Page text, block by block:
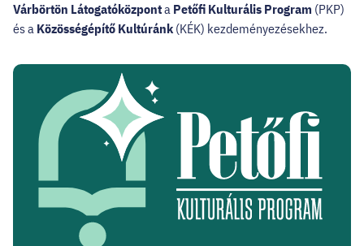
FacebookInstagramYouTubeTwitter
Várbörtön Látogatóközponta Petőfi Kulturális Program (PKP)
és a Közösségépítő Kultúránk(KÉK) kezdeményezésekhez.